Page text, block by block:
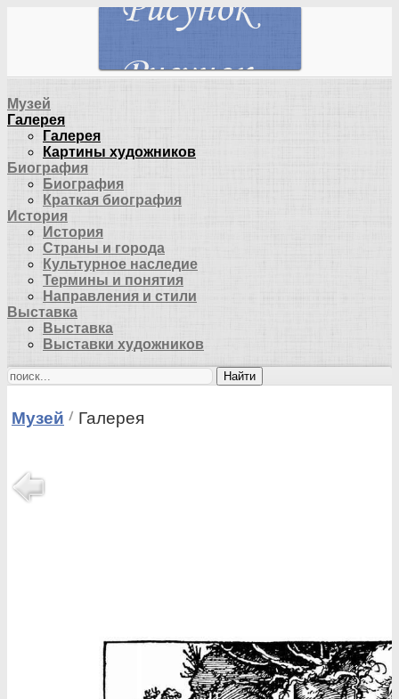
Музей
Галерея
Галерея
Картины художников
Биография
Биография
Краткая биография
История
История
Страны и города
Культурное наследие
Термины и понятия
Направления и стили
Выставка
Выставка
Выставки художников
Найти
Музей Галерея